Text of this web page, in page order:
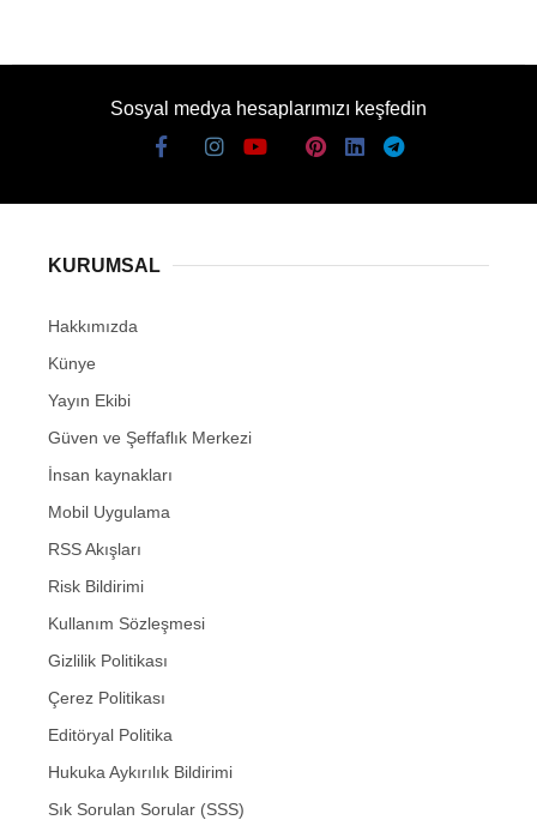
Sosyal medya hesaplarımızı keşfedin
KURUMSAL
Hakkımızda
Künye
Yayın Ekibi
Güven ve Şeffaflık Merkezi
İnsan kaynakları
Mobil Uygulama
RSS Akışları
Risk Bildirimi
Kullanım Sözleşmesi
Gizlilik Politikası
Çerez Politikası
Editöryal Politika
Hukuka Aykırılık Bildirimi
Sık Sorulan Sorular (SSS)